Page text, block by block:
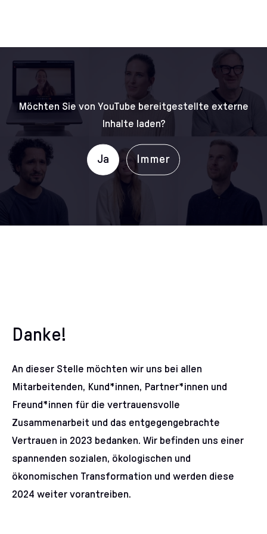
Möchten Sie von YouTube bereitgestellte externe
Inhalte laden?
Ja Immer
Danke!
An dieser Stelle möchten wir uns bei allen
Mitarbeitenden, Kund*innen, Partner*innen und
Freund*innen für die vertrauensvolle
Zusammenarbeit und das entgegengebrachte
Vertrauen in 2023 bedanken. Wir befinden uns einer
spannenden sozialen, ökologischen und
ökonomischen Transformation und werden diese
2024 weiter vorantreiben.